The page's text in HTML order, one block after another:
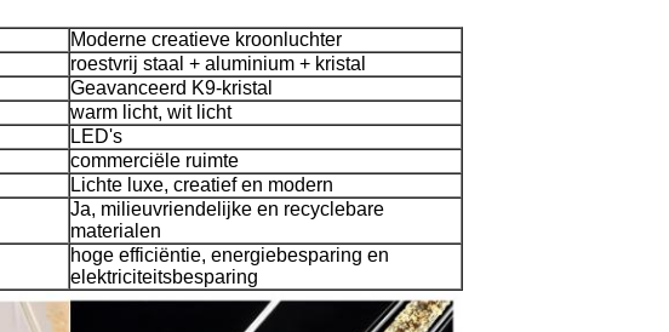
Moderne creatieve kroonluchter
roestvrij staal + aluminium + kristal
Geavanceerd K9-kristal
warm licht, wit licht
LED's
commerciële ruimte
Lichte luxe, creatief en modern
Ja, milieuvriendelijke en recyclebare
materialen
hoge efficiëntie, energiebesparing en
elektriciteitsbesparing